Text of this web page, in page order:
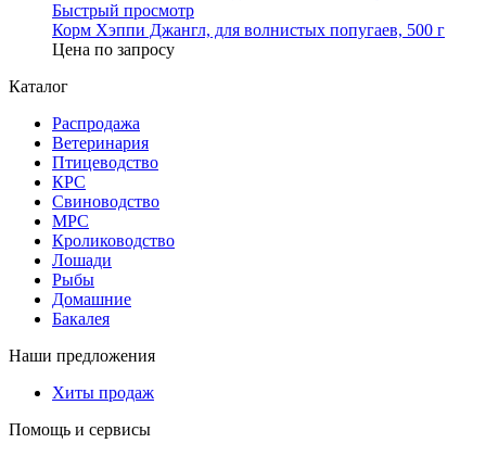
Быстрый просмотр
Корм Хэппи Джангл, для волнистых попугаев, 500 г
Цена по запросу
Каталог
Распродажа
Ветеринария
Птицеводство
КРС
Свиноводство
МРС
Кролиководство
Лошади
Рыбы
Домашние
Бакалея
Наши предложения
Хиты продаж
Помощь и сервисы